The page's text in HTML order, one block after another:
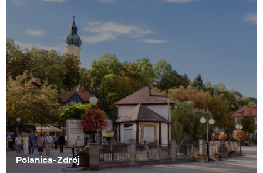
Polanica-Zdrój